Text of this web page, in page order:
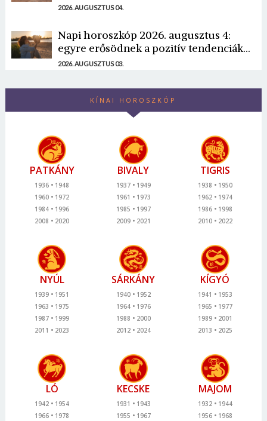
2026. AUGUSZTUS 04.
Napi horoszkóp 2026. augusztus 4:
egyre erősödnek a pozitív tendenciák...
2026. AUGUSZTUS 03.
KÍNAI HOROSZKÓP
PATKÁNY
1936
1948
1960
1972
1984
1996
2008
2020
BIVALY
1937
1949
1961
1973
1985
1997
2009
2021
TIGRIS
1938
1950
1962
1974
1986
1998
2010
2022
NYÚL
1939
1951
1963
1975
1987
1999
2011
2023
SÁRKÁNY
1940
1952
1964
1976
1988
2000
2012
2024
KÍGYÓ
1941
1953
1965
1977
1989
2001
2013
2025
LÓ
1942
1954
1966
1978
KECSKE
1931
1943
1955
1967
MAJOM
1932
1944
1956
1968